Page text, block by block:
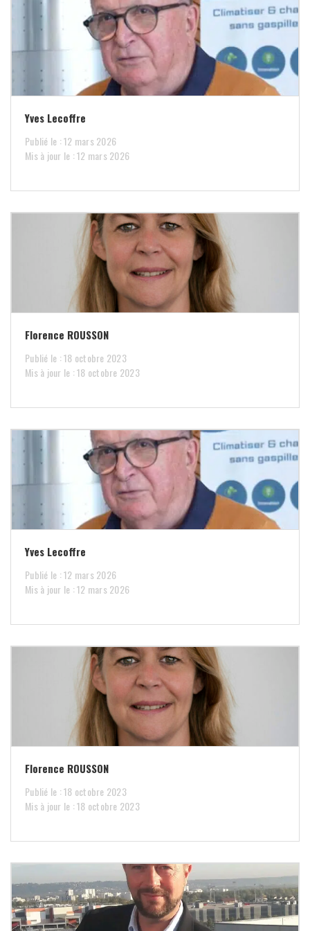
Yves Lecoffre
Publié le : 12 mars 2026
Mis à jour le : 12 mars 2026
Florence ROUSSON
Publié le : 18 octobre 2023
Mis à jour le : 18 octobre 2023
Yves Lecoffre
Publié le : 12 mars 2026
Mis à jour le : 12 mars 2026
Florence ROUSSON
Publié le : 18 octobre 2023
Mis à jour le : 18 octobre 2023